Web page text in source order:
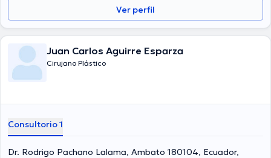
Ver perfil
Juan Carlos Aguirre Esparza
Cirujano Plástico
Consultorio 1
Dr. Rodrigo Pachano Lalama, Ambato 180104, Ecuador,